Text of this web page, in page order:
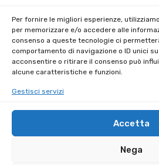
Per fornire le migliori esperienze,
per memorizzare e/o accedere alle
consenso a queste tecnologie ci
comportamento di navigazione o ID unici
acconsentire o ritirare il consenso può
alcune caratteristiche e funzioni.
Gestisci servizi
Accetta
Nega
Ti ridiamo liquidità
La soluzione al Pignoramento